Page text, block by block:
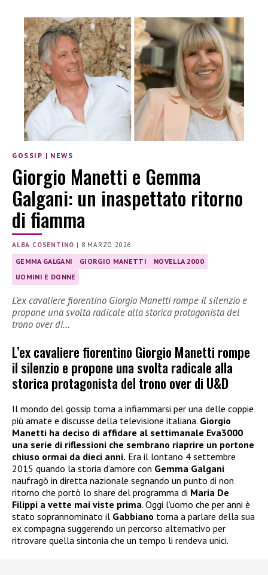
GOSSIP | NEWS
Giorgio Manetti e Gemma
Galgani: un inaspettato ritorno
di fiamma
ALBA COSENTINO | 8 MARZO 2026
GEMMA GALGANI GIORGIO MANETTI
NOVELLA 2000
UOMINI E DONNE
L’ex cavaliere fiorentino Giorgio Manetti rompe il silenzio e
propone una svolta radicale alla storica protagonista del
trono over di…
L’ex cavaliere fiorentino Giorgio Manetti rompe
il silenzio e propone una svolta radicale alla
storica protagonista del trono over di U&D
Il mondo del gossip torna a infiammarsi per una delle coppie
più amate e discusse della televisione italiana. Giorgio
Manetti ha deciso di affidare al settimanale Eva3000
una serie di riflessioni che sembrano riaprire un portone
chiuso ormai da dieci anni. Era il lontano 4 settembre
2015 quando la storia d’amore con Gemma Galgani
naufragò in diretta nazionale segnando un punto di non
ritorno che portò lo share del programma di Maria De
Filippi a vette mai viste prima. Oggi l’uomo che per anni è
stato soprannominato il Gabbiano torna a parlare della sua
ex compagna suggerendo un percorso alternativo per
ritrovare quella sintonia che un tempo li rendeva unici.